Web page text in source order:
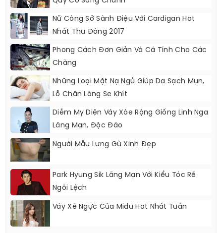
Nữ Công Sở Sành Điệu Với Cardigan Hot
Nhất Thu Đông 2017
Phong Cách Đơn Giản Và Cá Tính Cho Các
Chàng
Những Loại Mặt Nạ Ngủ Giúp Da Sạch Mụn,
Lỗ Chân Lông Se Khít
Diễm My Diện Váy Xòe Rộng Giống Linh Nga
Lãng Mạn, Độc Đáo
Người Mẫu Lưng Gù Xinh Đẹp
Park Hyung Sik Lãng Mạn Với Kiểu Tóc Rẽ
Ngôi Lệch
Váy Xẻ Ngực Của Midu Hot Nhất Tuần